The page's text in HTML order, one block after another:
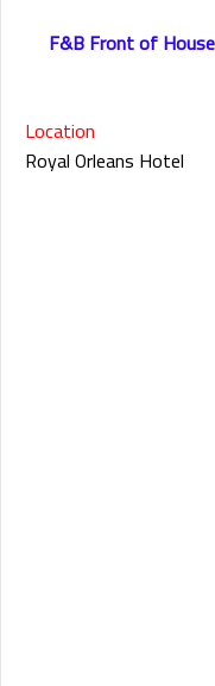
F&B Front of
Location
Royal Orleans Hotel